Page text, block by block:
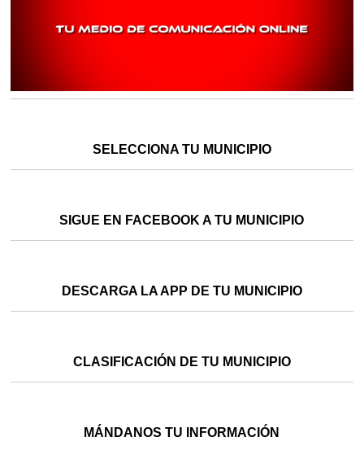
SELECCIONA TU MUNICIPIO
SIGUE EN FACEBOOK A TU MUNICIPIO
DESCARGA LA APP DE TU MUNICIPIO
CLASIFICACIÓN DE TU MUNICIPIO
MÁNDANOS TU INFORMACIÓN